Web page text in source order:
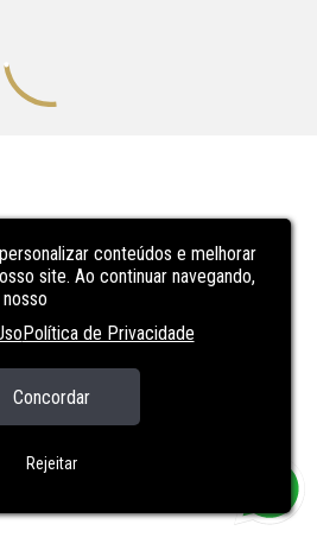
conteúdos e melhorar
site. Ao continuar navegando,
Política de Privacidade
Concordar
Rejeitar